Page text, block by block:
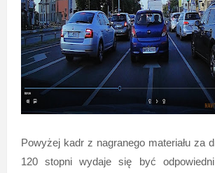
Powyżej kadr z nagranego materiału za
120 stopni wydaje się być